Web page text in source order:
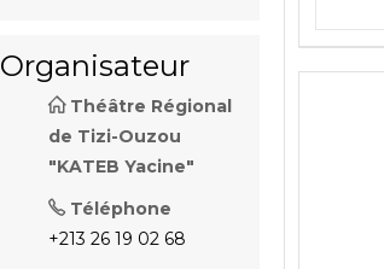
Organisateur
Théâtre Régional
de Tizi-Ouzou
"KATEB Yacine"
Téléphone
+213 26 19 02 68